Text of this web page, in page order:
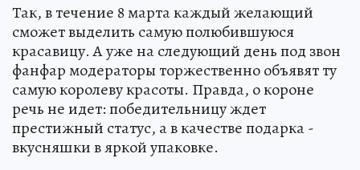
Так, в течение 8 марта каждый желающий
сможет выделить самую полюбившуюся
красавицу. А уже на следующий день под звон
фанфар модераторы торжественно объявят ту
самую королеву красоты. Правда, о короне
речь не идет: победительницу ждет
престижный статус, а в качестве подарка -
вкусняшки в яркой упаковке.